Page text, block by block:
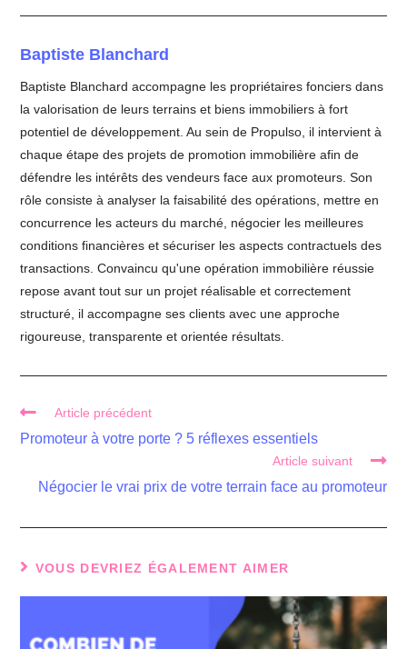
Baptiste Blanchard
Baptiste Blanchard accompagne les propriétaires fonciers dans
la valorisation de leurs terrains et biens immobiliers à fort
potentiel de développement. Au sein de Propulso, il intervient à
chaque étape des projets de promotion immobilière afin de
défendre les intérêts des vendeurs face aux promoteurs. Son
rôle consiste à analyser la faisabilité des opérations, mettre en
concurrence les acteurs du marché, négocier les meilleures
conditions financières et sécuriser les aspects contractuels des
transactions. Convaincu qu'une opération immobilière réussie
repose avant tout sur un projet réalisable et correctement
structuré, il accompagne ses clients avec une approche
rigoureuse, transparente et orientée résultats.
Read
articles
Article précédent
Promoteur à votre porte ? 5 réflexes essentiels
Article suivant
Négocier le vrai prix de votre terrain face au promoteur
VOUS DEVRIEZ ÉGALEMENT AIMER